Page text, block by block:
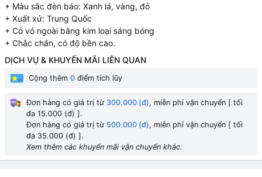
+ Màu sắc đèn báo: Xanh lá, vàng, đỏ
+ Xuất xứ: Trung Quốc
+ Có vỏ ngoài bằng kim loại sáng bóng
+ Chắc chắn, có độ bền cao.
DỊCH VỤ & KHUYẾN MÃI LIÊN QUAN
Cộng thêm 0 điểm tích lũy
Đơn hàng có giá trị từ 300.000 (đ), miễn phí vận chuyển [ tối
đa 15.000 (đ) ].
Đơn hàng có giá trị từ 500.000 (đ), miễn phí vận chuyển [ tối
đa 35.000 (đ) ].
Xem thêm các khuyến mãi vận chuyển khác.